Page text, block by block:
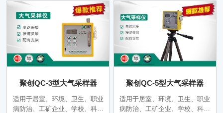
多用等优点，深受国内外客户的
广泛好评。
聚创QC-3型大气采样器
适用于居室、环境、卫生、职业
病防治、工矿企业、学校、科研
聚创QC-5型大气采样器
适用于居室、环境、卫生、职业
病防治、工矿企业、学校、科研